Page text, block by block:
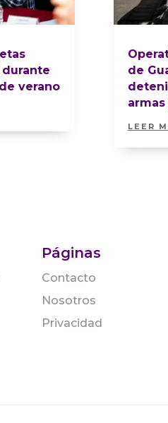
verano
de
LEER
Páginas
Contacto
Nosotros
Privacidad